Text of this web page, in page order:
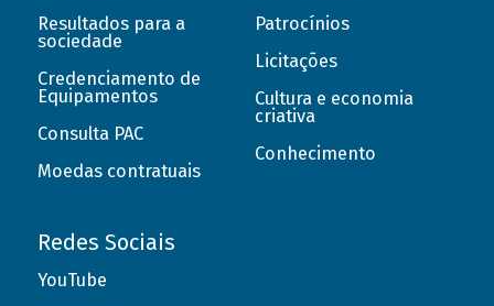
Resultados para a
sociedade
Credenciamento de
Equipamentos
Consulta PAC
Moedas contratuais
Patrocínios
Licitações
Cultura e economia
criativa
Conhecimento
Redes Sociais
YouTube